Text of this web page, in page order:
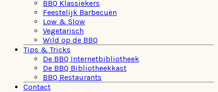
BBQ Klassiekers
Feestelijk Barbecuën
Low & Slow
Vegetarisch
Wild op de BBQ
Tips & Tricks
De BBQ Internetbibliotheek
De BBQ Bibliotheekkast
BBQ Restaurants
Contact